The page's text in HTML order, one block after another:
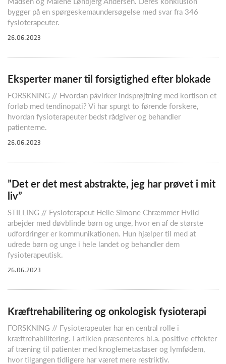
bygger på en spørgeskemaundersøgelse med svar fra 346
fysioterapeuter.
26.06.2023
Eksperter maner til forsigtighed efter blokade
FORSKNING // Hvordan påvirker indsprøjtning med kortison et
forløb med tendinopati? Vi har spurgt to førende forskere,
hvordan fysioterapeuter bedst rådgiver og behandler
patienterne.
26.06.2023
”Det er det mest abstrakte, jeg har prøvet i mit
liv”
STILLING // Fysioterapeut Helle Simone Chræmmer Hviid
arbejder med døvblinde børn og unge, hvor en af de største
udfordringer er kommunikationen. Hun hjælper til med at
udrede børn og unge i hele landet og behandler dem
fysioterapeutisk.
26.06.2023
Kræftrehabilitering og onkologisk fysioterapi
FORSKNING // Fysioterapeuter har en central rolle i
kræftrehabilitering. I artiklen præsenteres bl.a. positive effekter
af træning til patienter med knoglemetastaser og lymfødem,
hvor tilgangen tidligere har været mere restriktiv.